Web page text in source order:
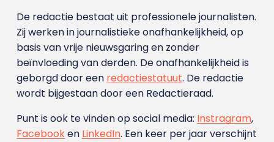
De redactie bestaat uit professionele journalisten.
Zij werken in journalistieke onafhankelijkheid, op
basis van vrije nieuwsgaring en zonder
beïnvloeding van derden. De onafhankelijkheid is
geborgd door een redactiestatuut. De redactie
wordt bijgestaan door een Redactieraad.
Punt is ook te vinden op social media: Instragram,
Facebooken LinkedIn. Een keer per jaar verschijnt